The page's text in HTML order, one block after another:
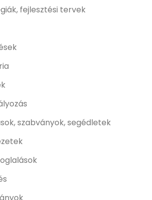
fejlesztési tervek
szabványok, segédletek